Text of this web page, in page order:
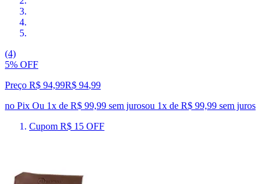
(4)
5% OFF
Preço R$ 94,99R$ 94,99
no Pix Ou 1x de R$ 99,99 sem jurosou 1x de R$ 99,99 sem juros
Cupom R$ 15 OFF